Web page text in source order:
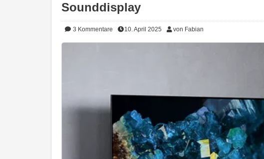
Sounddisplay
3 Kommentare 10. April 2025 von Fabian